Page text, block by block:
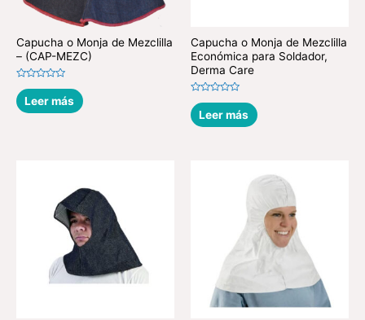
Capucha o Monja de Mezclilla
– (CAP-MEZC)
Valorado
en
0
de
Leer más
Capucha o Monja de Mezclilla
Económica para Soldador,
Derma Care
Valorado
en
0
de
Leer más